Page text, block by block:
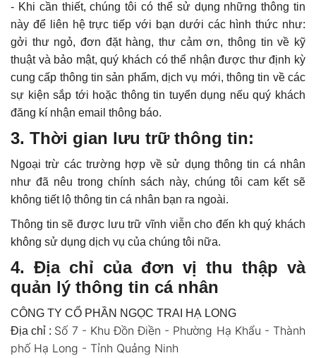
- Khi cần thiết, chúng tôi có thể sử dụng những thông tin
này để liên hệ trực tiếp với bạn dưới các hình thức như:
gởi thư ngỏ, đơn đặt hàng, thư cảm ơn, thông tin về kỹ
thuật và bảo mật, quý khách có thể nhận được thư định kỳ
cung cấp thông tin sản phẩm, dịch vụ mới, thông tin về các
sự kiện sắp tới hoặc thông tin tuyển dụng nếu quý khách
đăng kí nhận email thông báo.
3. Thời gian lưu trữ thông tin:
Ngoại trừ các trường hợp về sử dụng thông tin cá nhân
như đã nêu trong chính sách này, chúng tôi cam kết sẽ
không tiết lộ thông tin cá nhân bạn ra ngoài.
Thông tin sẽ được lưu trữ vĩnh viễn cho đến kh quý khách
không sử dụng dịch vụ của chúng tôi nữa.
4. Địa chỉ của đơn vị thu thập và
quản lý thông tin cá nhân
CÔNG TY CỔ PHẦN NGỌC TRAI HẠ LONG
Địa chỉ : Số 7 - Khu Đồn Điền - Phường Hạ Khẩu - Thành
phố Hạ Long - Tỉnh Quảng Ninh